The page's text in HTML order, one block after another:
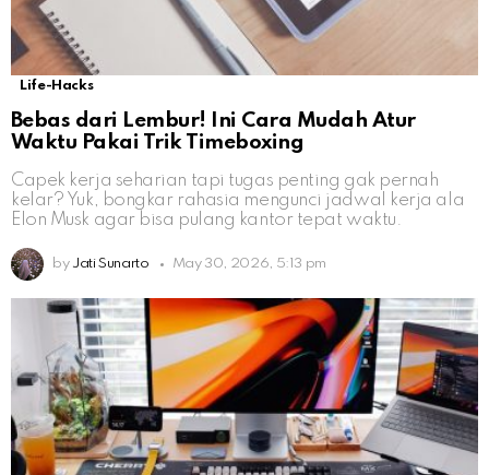
Life-Hacks
Bebas dari Lembur! Ini Cara Mudah Atur
Waktu Pakai Trik Timeboxing
Capek kerja seharian tapi tugas penting gak pernah
kelar? Yuk, bongkar rahasia mengunci jadwal kerja ala
Elon Musk agar bisa pulang kantor tepat waktu.
by Jati Sunarto May 30, 2026, 5:13 pm